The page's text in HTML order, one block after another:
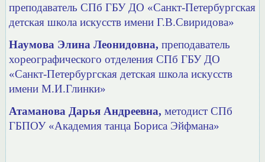
преподаватель СПб ГБУ ДО «Санкт-Петербургская
детская школа искусств имени Г.В.Свиридова»
Наумова Элина Леонидовна,преподаватель
хореографического отделения СПб ГБУ ДО
«Санкт-Петербургская детская школа искусств
имени М.И.Глинки»
Атаманова Дарья Андреевна, методист СПб
ГБПОУ «Академия танца Бориса Эйфмана»